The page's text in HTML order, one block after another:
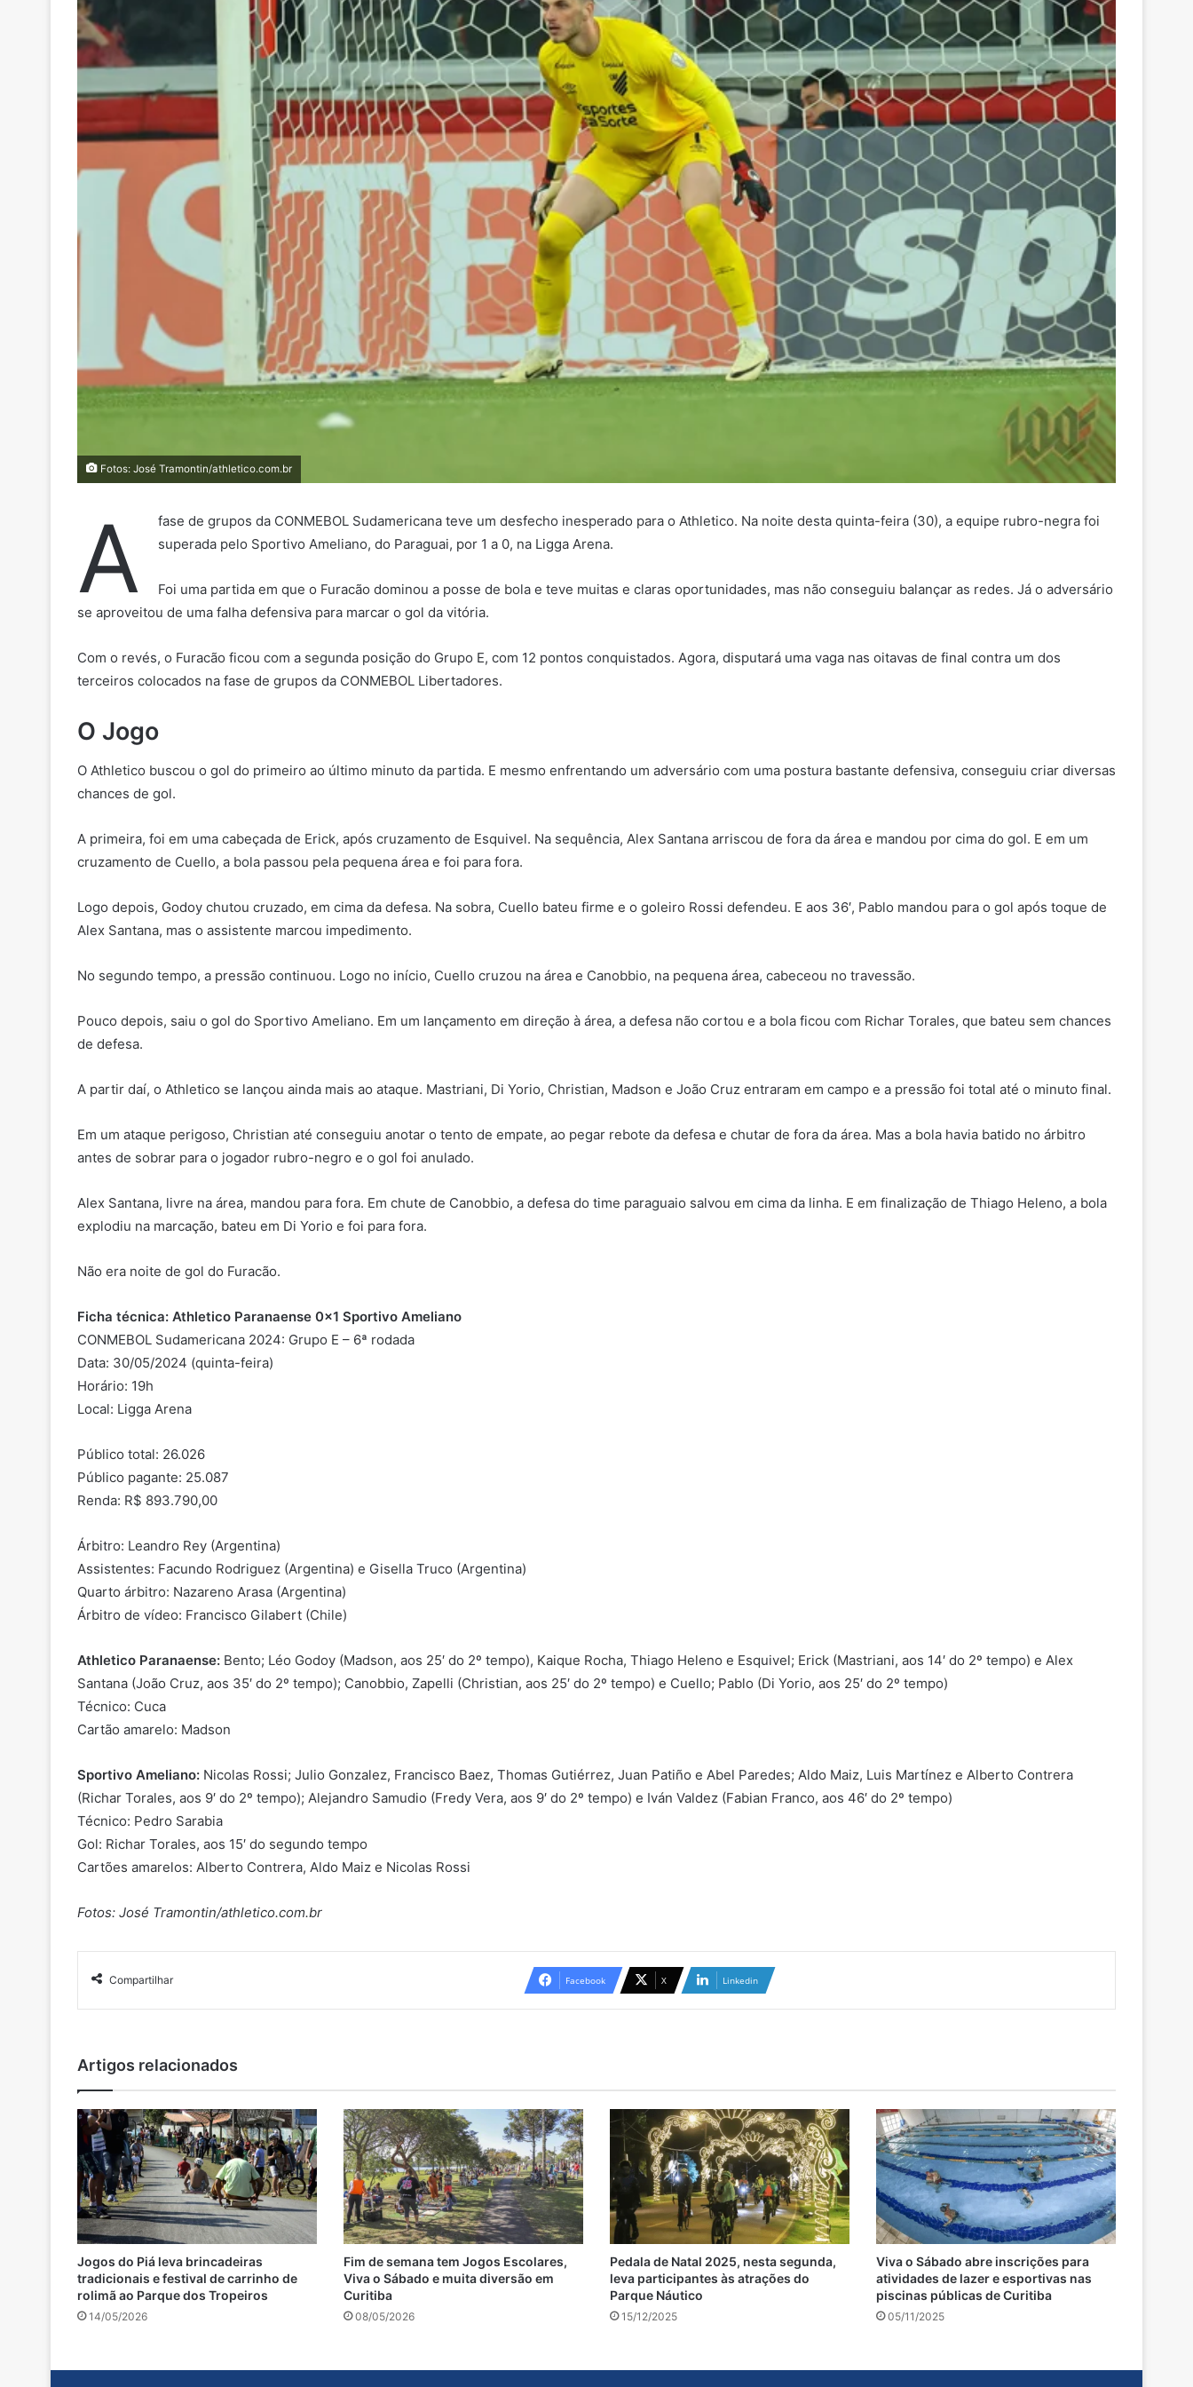
Fotos: José Tramontin/athletico.com.br
A
fase de grupos da CONMEBOL Sudamericana teve um desfecho inesperado para o Athletico. Na noite desta quinta-feira (30), a equipe rubro-negra foi
superada pelo Sportivo Ameliano, do Paraguai, por 1 a 0, na Ligga Arena.
Foi uma partida em que o Furacão dominou a posse de bola e teve muitas e claras oportunidades, mas não conseguiu balançar as redes. Já o adversário
se aproveitou de uma falha defensiva para marcar o gol da vitória.
Com o revés, o Furacão ficou com a segunda posição do Grupo E, com 12 pontos conquistados. Agora, disputará uma vaga nas oitavas de final contra um dos
terceiros colocados na fase de grupos da CONMEBOL Libertadores.
O Jogo
O Athletico buscou o gol do primeiro ao último minuto da partida. E mesmo enfrentando um adversário com uma postura bastante defensiva, conseguiu criar diversas
chances de gol.
A primeira, foi em uma cabeçada de Erick, após cruzamento de Esquivel. Na sequência, Alex Santana arriscou de fora da área e mandou por cima do gol. E em um
cruzamento de Cuello, a bola passou pela pequena área e foi para fora.
Logo depois, Godoy chutou cruzado, em cima da defesa. Na sobra, Cuello bateu firme e o goleiro Rossi defendeu. E aos 36′, Pablo mandou para o gol após toque de
Alex Santana, mas o assistente marcou impedimento.
No segundo tempo, a pressão continuou. Logo no início, Cuello cruzou na área e Canobbio, na pequena área, cabeceou no travessão.
Pouco depois, saiu o gol do Sportivo Ameliano. Em um lançamento em direção à área, a defesa não cortou e a bola ficou com Richar Torales, que bateu sem chances
de defesa.
A partir daí, o Athletico se lançou ainda mais ao ataque. Mastriani, Di Yorio, Christian, Madson e João Cruz entraram em campo e a pressão foi total até o minuto final.
Em um ataque perigoso, Christian até conseguiu anotar o tento de empate, ao pegar rebote da defesa e chutar de fora da área. Mas a bola havia batido no árbitro
antes de sobrar para o jogador rubro-negro e o gol foi anulado.
Alex Santana, livre na área, mandou para fora. Em chute de Canobbio, a defesa do time paraguaio salvou em cima da linha. E em finalização de Thiago Heleno, a bola
explodiu na marcação, bateu em Di Yorio e foi para fora.
Não era noite de gol do Furacão.
Ficha técnica: Athletico Paranaense 0x1 Sportivo Ameliano
CONMEBOL Sudamericana 2024: Grupo E – 6ª rodada
Data: 30/05/2024 (quinta-feira)
Horário: 19h
Local: Ligga Arena
Público total: 26.026
Público pagante: 25.087
Renda: R$ 893.790,00
Árbitro: Leandro Rey (Argentina)
Assistentes: Facundo Rodriguez (Argentina) e Gisella Truco (Argentina)
Quarto árbitro: Nazareno Arasa (Argentina)
Árbitro de vídeo: Francisco Gilabert (Chile)
Athletico Paranaense: Bento; Léo Godoy (Madson, aos 25′ do 2º tempo), Kaique Rocha, Thiago Heleno e Esquivel; Erick (Mastriani, aos 14′ do 2º tempo) e Alex
Santana (João Cruz, aos 35′ do 2º tempo); Canobbio, Zapelli (Christian, aos 25′ do 2º tempo) e Cuello; Pablo (Di Yorio, aos 25′ do 2º tempo)
Técnico: Cuca
Cartão amarelo: Madson
Sportivo Ameliano: Nicolas Rossi; Julio Gonzalez, Francisco Baez, Thomas Gutiérrez, Juan Patiño e Abel Paredes; Aldo Maiz, Luis Martínez e Alberto Contrera
(Richar Torales, aos 9′ do 2º tempo); Alejandro Samudio (Fredy Vera, aos 9′ do 2º tempo) e Iván Valdez (Fabian Franco, aos 46′ do 2º tempo)
Técnico: Pedro Sarabia
Gol: Richar Torales, aos 15′ do segundo tempo
Cartões amarelos: Alberto Contrera, Aldo Maiz e Nicolas Rossi
Fotos: José Tramontin/athletico.com.br
Compartilhar Facebook X Linkedin
Artigos relacionados
Jogos do Piá leva brincadeiras
tradicionais e festival de carrinho de
rolimã ao Parque dos Tropeiros
14/05/2026
Fim de semana tem Jogos Escolares,
Viva o Sábado e muita diversão em
Curitiba
08/05/2026
Pedala de Natal 2025, nesta segunda,
leva participantes às atrações do
Parque Náutico
15/12/2025
Viva o Sábado abre inscrições para
atividades de lazer e esportivas nas
piscinas públicas de Curitiba
05/11/2025